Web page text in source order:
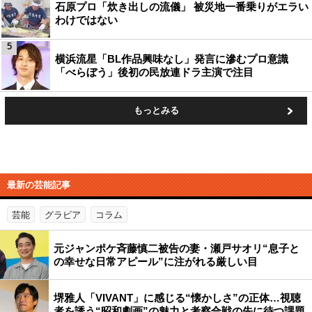
石原プロ「炊き出しの流儀」 被災地一番乗りがエラい
わけではない
横浜流星「BL作品興味なし」発言に滲むプロ意識
「べらぼう」後初の民放連ドラ主演で注目
5
もっとみる
最新の芸能記事
芸能 グラビア コラム
元ジャンポケ斉藤慎二被告の妻・瀬戸サオリ“息子と
の幸せな日常アピール”に注がれる厳しい目
堺雅人「VIVANT」に感じる“懐かしさ”の正体…視聴